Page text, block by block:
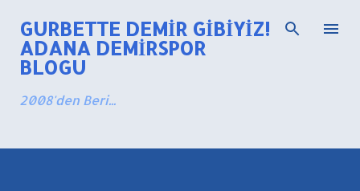
Ana içeriğe atla
GURBETTE DEMIR GIBIYIZ!
ADANA DEMIRSPOR
BLOGU
2008'den Beri...